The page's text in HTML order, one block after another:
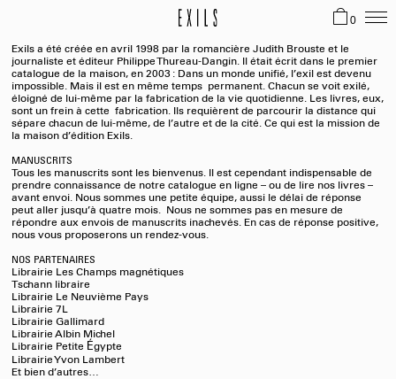
0
Exils a été créée en avril 1998 par la romancière Judith Brouste et le
journaliste et éditeur Philippe Thureau-Dangin. Il était écrit dans le premier
catalogue de la maison, en 2003 : Dans un monde unifié, l’exil est devenu
impossible. Mais il est en même temps permanent. Chacun se voit exilé,
éloigné de lui-même par la fabrication de la vie quotidienne. Les livres, eux,
sont un frein à cette fabrication. Ils requièrent de parcourir la distance qui
sépare chacun de lui-même, de l’autre et de la cité. Ce qui est la mission de
la maison d’édition Exils.
MANUSCRITS
Tous les manuscrits sont les bienvenus. Il est cependant indispensable de
prendre connaissance de notre catalogue en ligne – ou de lire nos livres –
avant envoi. Nous sommes une petite équipe, aussi le délai de réponse
peut aller jusqu’à quatre mois. Nous ne sommes pas en mesure de
répondre aux envois de manuscrits inachevés. En cas de réponse positive,
nous vous proposerons un rendez-vous.
NOS PARTENAIRES
Librairie Les Champs magnétiques
Tschann libraire
Librairie Le Neuvième Pays
Librairie 7L
Librairie Gallimard
Librairie Albin Michel
Librairie Petite Égypte
Librairie Yvon Lambert
Et bien d’autres…